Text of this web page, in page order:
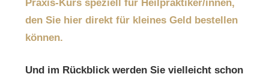
Praxis-Kurs speziell für Heilpraktiker/innen,
den Sie hier direkt für kleines Geld bestellen
können.
Und im Rückblick werden Sie vielleicht schon